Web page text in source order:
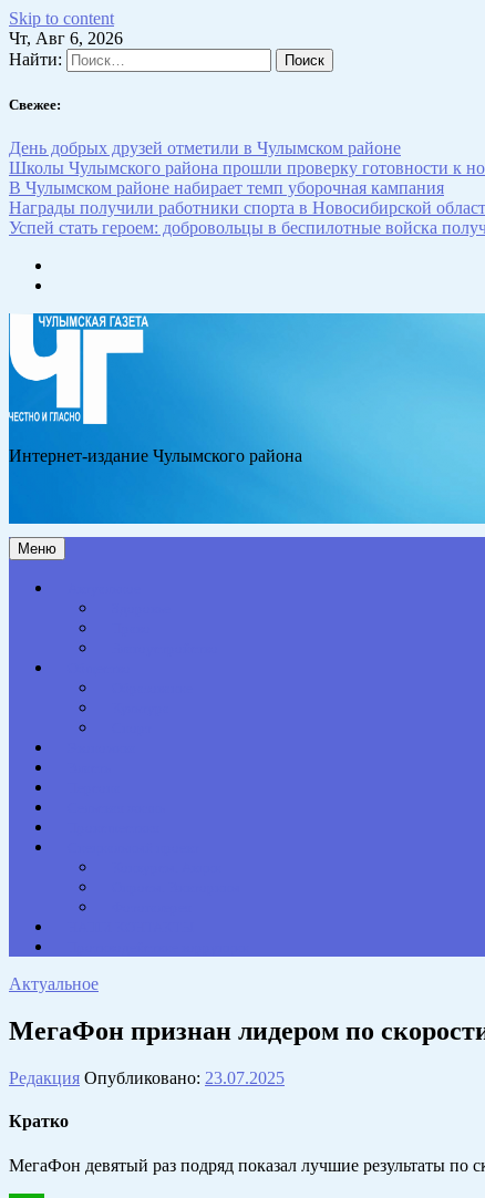
Skip to content
Чт, Авг 6, 2026
Найти:
Свежее:
День добрых друзей отметили в Чулымском районе
Школы Чулымского района прошли проверку готовности к
В Чулымском районе набирает темп уборочная кампания
Награды получили работники спорта в Новосибирской
Успей стать героем: добровольцы в беспилотные войска
Интернет-издание Чулымского района
Меню
Актуальное
МегаФон признан лидером по
Редакция Опубликовано: 23.07.2025
Кратко
МегаФон девятый раз подряд показал лучшие результаты по